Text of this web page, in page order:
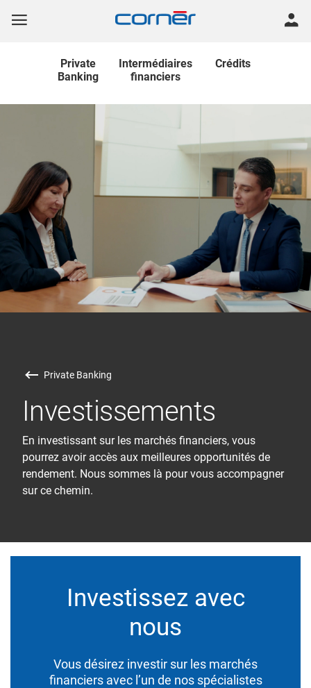
Private
Banking
Intermédiaires
financiers
Crédits
Private Banking
Investissements
En investissant sur les marchés financiers, vous
pourrez avoir accès aux meilleures opportunités de
rendement. Nous sommes là pour vous accompagner
sur ce chemin.
Investissez avec
nous
Vous désirez investir sur les marchés
financiers avec l’un de nos spécialistes